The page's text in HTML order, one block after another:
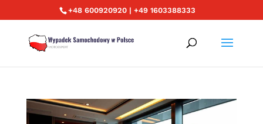
+48 600920920 | +49 1603388333